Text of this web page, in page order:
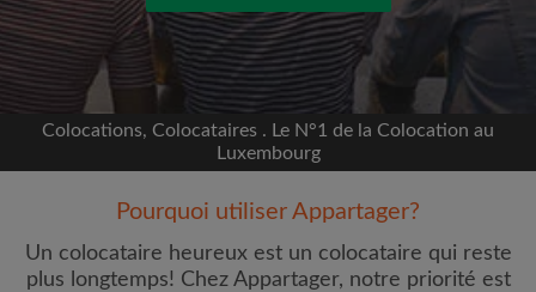
Inscrivez-vous avec Facebook
Nous ne publierons jamais sur votre page sans
votre accord
OU
Loyer max par mois (€)
Colocations, Colocataires . Le N°1 de la Colocation au
Luxembourg
Pourquoi utiliser Appartager?
Un colocataire heureux est un colocataire qui reste
plus longtemps! Chez Appartager, notre priorité est